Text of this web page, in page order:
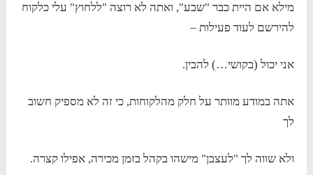
מילא אם היית כבר "שבע", ואתה לא רוצה "ללחוץ" עלי כלקוח
להירשם לעוד פעילות –
אני יכול (בקושי…) להבין.
אתה במודע מוותר על חלק מהלקוחות, כי זה לא מספיק חשוב
לך
ולא שווה לך "לעצבן" מישהו בקהל בזמן מכירה, אפילו קצרה.